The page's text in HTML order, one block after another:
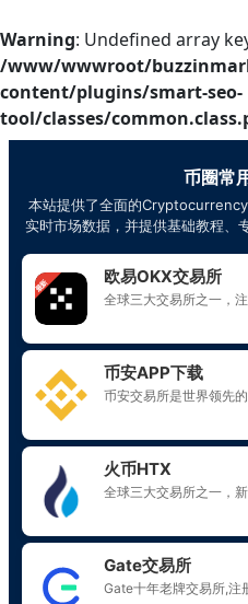
Warning: Undefined array
/www/wwwroot/
content/plugins/smart-seo-
tool/classes/